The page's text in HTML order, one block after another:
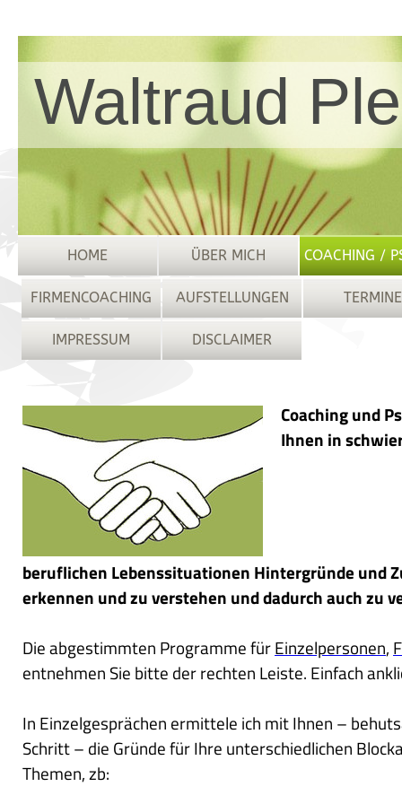
Waltraud
HOME ÜBER MICH COACHING /
FIRMENCOACHING AUFSTELLUNGEN TERMINE
IMPRESSUM DISCLAIMER
Coaching und
Ihnen in
beruflichen Lebenssituationen Hintergründe und
erkennen und zu verstehen und dadurch auch zu
Die abgestimmten Programme fürEinzelpersonen,
entnehmen Sie bitte der rechten Leiste. Einfach
In Einzelgesprächen ermittele ich mit Ihnen –
Schritt – die Gründe für Ihre unterschiedlichen
Themen, zb: